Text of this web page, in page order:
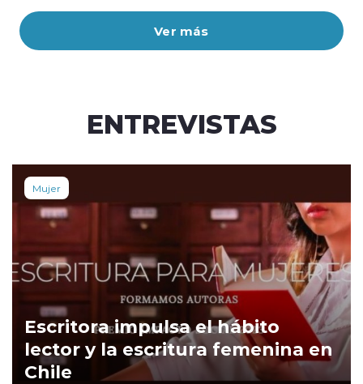
Ver más
ENTREVISTAS
Mujer
Escritora impulsa el hábito
lector y la escritura femenina en
Chile